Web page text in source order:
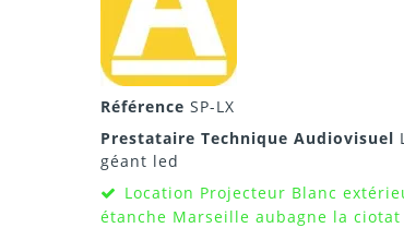
Référence SP-LX
Prestataire Technique Audiovisuel
géant led
Location Projecteur Blanc
étanche Marseille aubagne la ciotat